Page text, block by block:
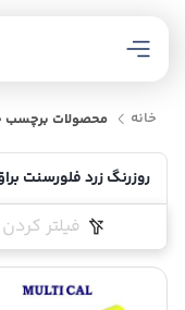
خانه محصولات برچسب
روزرنگ زرد فلورسنت
فیلتر کردن